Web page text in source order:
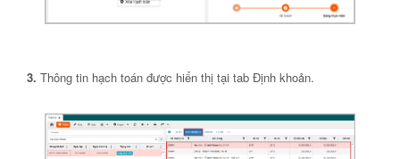
3. Thông tin hạch toán được hiển thị tại tab Định khoản.